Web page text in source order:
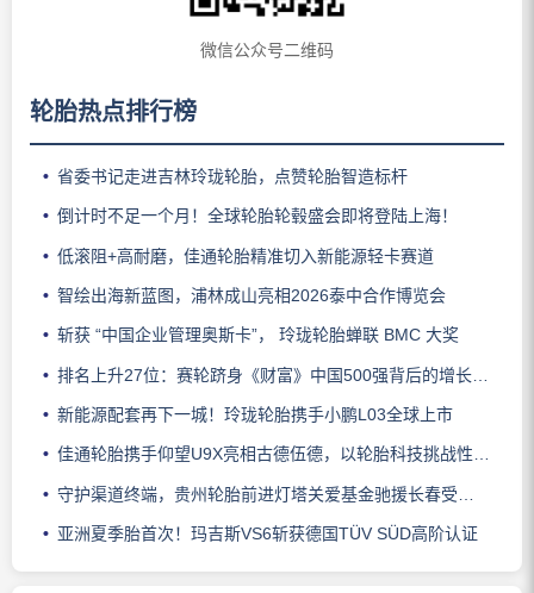
微信公众号二维码
轮胎热点排行榜
省委书记走进吉林玲珑轮胎，点赞轮胎智造标杆
倒计时不足一个月！全球轮胎轮毂盛会即将登陆上海！
低滚阻+高耐磨，佳通轮胎精准切入新能源轻卡赛道
智绘出海新蓝图，浦林成山亮相2026泰中合作博览会
斩获 “中国企业管理奥斯卡”， 玲珑轮胎蝉联 BMC 大奖
排名上升27位：赛轮跻身《财富》中国500强背后的增长逻辑
新能源配套再下一城！玲珑轮胎携手小鹏L03全球上市
佳通轮胎携手仰望U9X亮相古德伍德，以轮胎科技挑战性能边界
守护渠道终端，贵州轮胎前进灯塔关爱基金驰援长春受灾门店
亚洲夏季胎首次！玛吉斯VS6斩获德国TÜV SÜD高阶认证